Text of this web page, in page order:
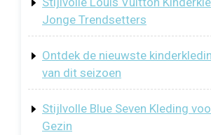
Jonge Trendsetters
Ontdek de nieuwste
van dit seizoen
Stijlvolle Blue Seven Kleding
Gezin